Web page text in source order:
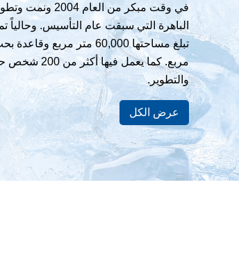
في وقت مبكر من
الباهرة التي سبقت عام التأسيس. وحالياً
والتطوير.
عرض الكل